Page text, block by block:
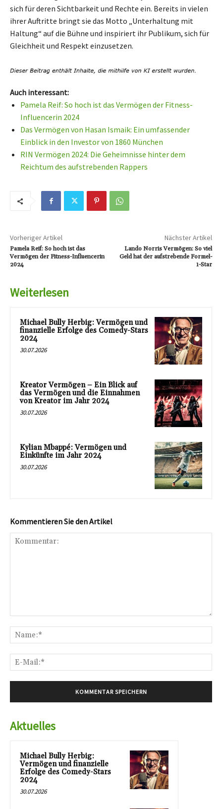
sich für deren Sichtbarkeit und Rechte ein. Bereits in vielen
ihrer Auftritte bringt sie das Motto „Unterhaltung mit
Haltung“ auf die Bühne und inspiriert ihr Publikum, sich für
Gleichheit und Respekt einzusetzen.
Auch interessant:
Pamela Reif: So hoch ist das Vermögen der Fitness-
Influencerin 2024
Das Vermögen von Hasan Ismaik: Ein umfassender
Einblick in den Investor von 1860 München
RIN Vermögen 2024: Die Geheimnisse hinter dem
Reichtum des aufstrebenden Rappers
Vorheriger Artikel
Pamela Reif: So hoch ist das
Vermögen der Fitness-Influencerin
2024
Nächster Artikel
Lando Norris Vermögen: So viel
Geld hat der aufstrebende Formel-
1-Star
Weiterlesen
Michael Bully Herbig: Vermögen und
finanzielle Erfolge des Comedy-Stars
2024
30.07.2026
Kreator Vermögen – Ein Blick auf
das Vermögen und die Einnahmen
von Kreator im Jahr 2024
30.07.2026
Kylian Mbappé: Vermögen und
Einkünfte im Jahr 2024
30.07.2026
Kommentieren Sie den Artikel
Aktuelles
Michael Bully Herbig:
Vermögen und finanzielle
Erfolge des Comedy-Stars
2024
30.07.2026